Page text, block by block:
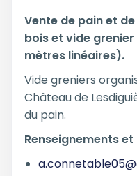
Vente de pain et
bois et vide
mètres linéaires).
Vide greniers
Château de
du pain.
Renseignements